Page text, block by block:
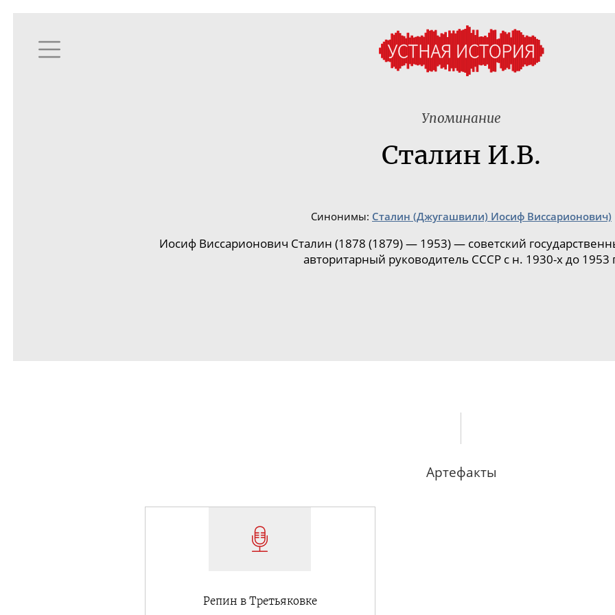
Упоминание
Сталин И.В.
Синонимы: Сталин (Джугашвили) Иосиф Виссарионович)
Иосиф Виссарионович Сталин (1878 (1879) — 1953) — советский
авторитарный руководитель СССР с н. 1930-хдо 1953
Артефакты
Репин в Третьяковке